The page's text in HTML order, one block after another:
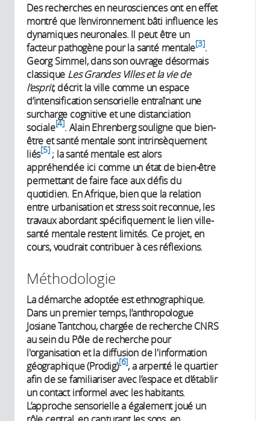
Des recherches en neurosciences ont en effet
montré que l’environnement bâti influence les
dynamiques neuronales. Il peut être un
facteur pathogène pour la santé mentale 3 .
Georg Simmel, dans son ouvrage désormais
classique Les Grandes Villes et la vie de
l’esprit, décrit la ville comme un espace
d’intensification sensorielle entraînant une
surcharge cognitive et une distanciation
sociale 4 . Alain Ehrenberg souligne que bien-
être et santé mentale sont intrinsèquement
liés 5 ; la santé mentale est alors
appréhendée ici comme un état de bien-être
permettant de faire face aux défis du
quotidien. En Afrique, bien que la relation
entre urbanisation et stress soit reconnue, les
travaux abordant spécifiquement le lien ville-
santé mentale restent limités. Ce projet, en
cours, voudrait contribuer à ces réflexions.
Méthodologie
La démarche adoptée est ethnographique.
Dans un premier temps, l’anthropologue
Josiane Tantchou, chargée de recherche CNRS
au sein du Pôle de recherche pour
l'organisation et la diffusion de l'information
géographique (Prodig) 6 , a arpenté le quartier
afin de se familiariser avec l’espace et d’établir
un contact informel avec les habitants.
L’approche sensorielle a également joué un